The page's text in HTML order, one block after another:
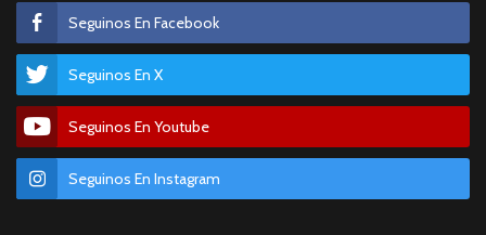
Seguinos En Facebook
Seguinos En X
Seguinos En Youtube
Seguinos En Instagram